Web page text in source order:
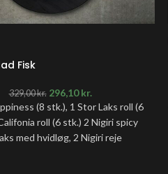
Fisk
329,00kr. 296,10kr.
(8 stk.), 1 Stor Laks roll (6
roll (6 stk.) 2 Nigiri spicy
med hvidløg, 2 Nigiri reje